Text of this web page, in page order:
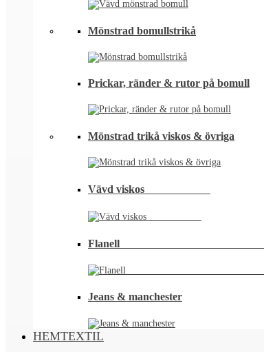
Mönstrad bomullstrikå
Prickar, ränder & rutor på bomull
Mönstrad trikå viskos & övriga
Vävd viskos⠀⠀⠀⠀⠀⠀⠀⠀
Flanell
Jeans & manchester
HEMTEXTIL